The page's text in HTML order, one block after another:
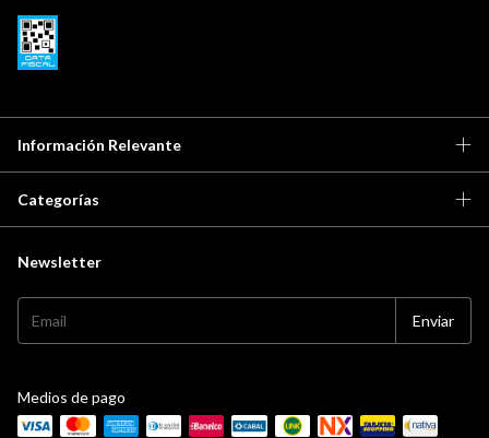
Información Relevante
Categorías
Newsletter
Medios de pago